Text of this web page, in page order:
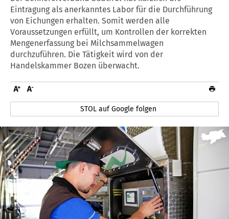
Eintragung als anerkanntes Labor für die Durchführung
von Eichungen erhalten. Somit werden alle
Voraussetzungen erfüllt, um Kontrollen der korrekten
Mengenerfassung bei Milchsammelwagen
durchzuführen. Die Tätigkeit wird von der
Handelskammer Bozen überwacht.
STOL auf Google folgen